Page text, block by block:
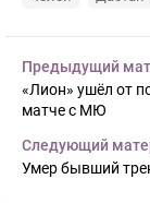
Предыдущий
«Лион» ушёл от
матче с МЮ
Следующий
Умер бывший